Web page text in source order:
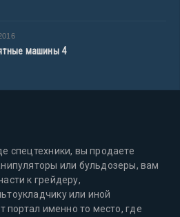
машины 4
спецтехники, вы продаете
или бульдозеры, вам
к грейдеру,
или иной
портал именно то место, где